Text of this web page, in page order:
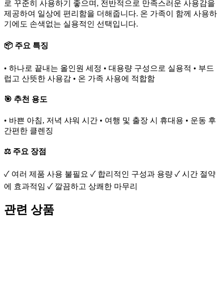
로 꾸준히 사용하기 좋으며, 전반적으로 만족스러운 사용감을
제공하여 일상에 편리함을 더해줍니다. 온 가족이 함께 사용하
기에도 손색없는 실용적인 선택입니다.
📦 주요 특징
• 하나로 끝내는 올인원 세정 • 대용량 구성으로 실용적 • 부드
럽고 산뜻한 사용감 • 온 가족 사용에 적합함
🎯 추천 용도
• 바쁜 아침, 저녁 샤워 시간 • 여행 및 출장 시 휴대용 • 운동 후
간편한 클렌징
⚖️ 주요 장점
✓ 여러 제품 사용 불필요 ✓ 합리적인 구성과 용량 ✓ 시간 절약
에 효과적임 ✓ 깔끔하고 상쾌한 마무리
관련 상품